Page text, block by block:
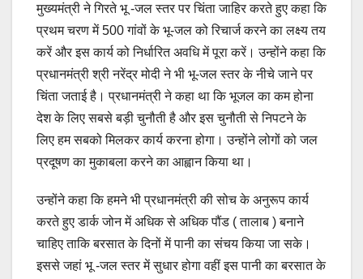
मुख्यमंत्री ने गिरते भू -जल स्तर पर चिंता जाहिर करते हुए कहा कि
प्रथम चरण में 500 गांवों के भू-जल को रिचार्ज करने का लक्ष्य तय
करें और इस कार्य को निर्धारित अवधि में पूरा करें। उन्होंने कहा कि
प्रधानमंत्री श्री नरेंद्र मोदी ने भी भू-जल स्तर के नीचे जाने पर
चिंता जताई है। प्रधानमंत्री ने कहा था कि भूजल का कम होना
देश के लिए सबसे बड़ी चुनौती है और इस चुनौती से निपटने के
लिए हम सबको मिलकर कार्य करना होगा। उन्होंने लोगों को जल
प्रदूषण का मुकाबला करने का आह्वान किया था।
उन्होंने कहा कि हमने भी प्रधानमंत्री की सोच के अनुरूप कार्य
करते हुए डार्क जोन में अधिक से अधिक पौंड ( तालाब ) बनाने
चाहिए ताकि बरसात के दिनों में पानी का संचय किया जा सके।
इससे जहां भू -जल स्तर में सुधार होगा वहीं इस पानी का बरसात के